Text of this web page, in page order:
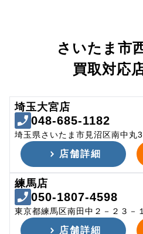
さいたま市
買取対応
埼玉大宮店
048-685-1182
埼玉県さいたま市見沼区南中丸
店舗詳細
練馬店
050-1807-4598
東京都練馬区南田中２－２３－
店舗詳細